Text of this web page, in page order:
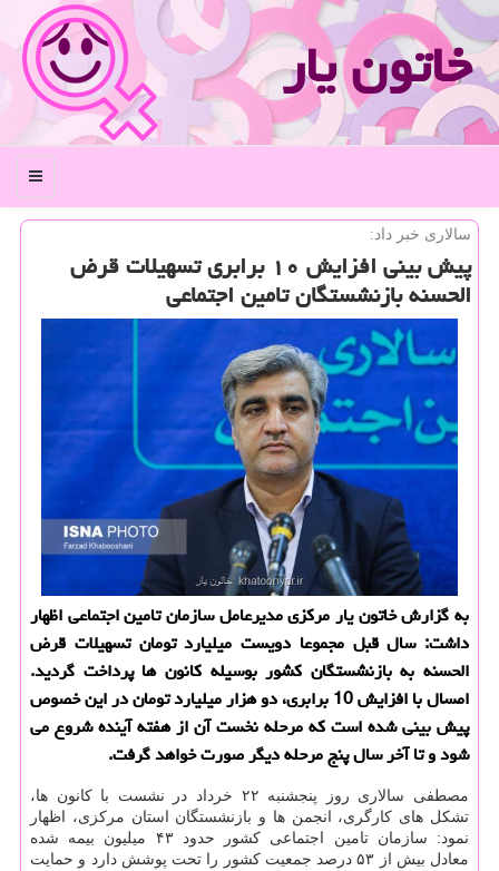
خاتون یار
منو
سالاری خبر داد:
پیش بینی افزایش ۱۰ برابری تسهیلات قرض
الحسنه بازنشستگان تامین اجتماعی
به گزارش خاتون یار مركزی مدیرعامل سازمان تامین اجتماعی اظهار
داشت: سال قبل مجموعا دویست میلیارد تومان تسهیلات قرض
الحسنه به بازنشستگان كشور بوسیله كانون ها پرداخت گردید.
امسال با افزایش 10 برابری، دو هزار میلیارد تومان در این خصوص
پیش بینی شده است كه مرحله نخست آن از هفته آینده شروع می
شود و تا آخر سال پنج مرحله دیگر صورت خواهد گرفت.
مصطفی سالاری روز پنجشنبه ۲۲ خرداد در نشست با کانون ها،
تشکل های کارگری، انجمن ها و بازنشستگان استان مرکزی، اظهار
نمود: سازمان تامین اجتماعی کشور حدود ۴۳ میلیون بیمه شده
معادل بیش از ۵۳ درصد جمعیت کشور را تحت پوشش دارد و حمایت